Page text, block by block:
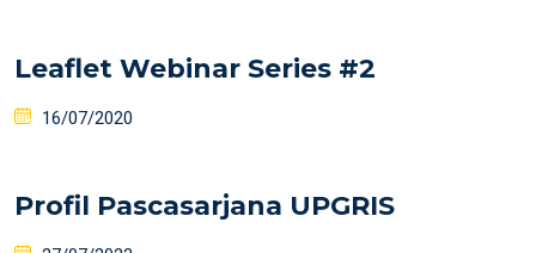
Leaflet Webinar Series #2
16/07/2020
Profil Pascasarjana UPGRIS